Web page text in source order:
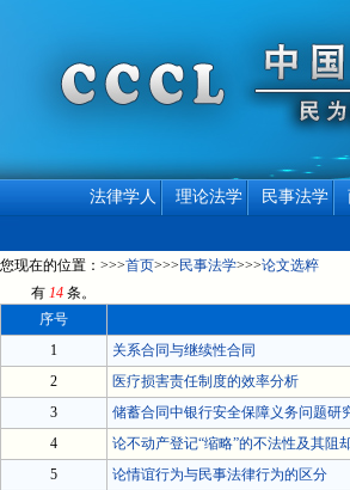
法律学人 理论法学 民事法学
您现在的位置：>>>首页>>> 民事法学>>>论文选粹
有 14条。
序号
1
关系合同与继续性合同
2
医疗损害责任制度的效率分析
3
储蓄合同中银行安全保障义务问题研
4
论不动产登记“缩略”的不法性及其阻
5
论情谊行为与民事法律行为的区分